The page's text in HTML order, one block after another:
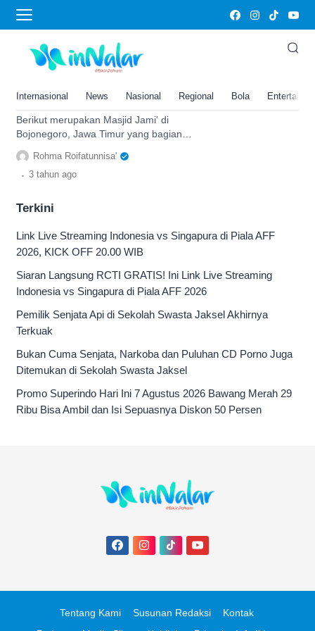
Internasional News Nasional Regional Bola
masjid jami’
Telah Berdiri Selama 3 Abad,
Masjid Jami’ di Bojonegoro
Jamaah hingga 700 Orang
Berikut merupakan Masjid Jami' di
Bojonegoro, Jawa Timur yang bagian
dalamnya mampu menampung hingga
700 orang. Termasuk masjid legend.
Rohma Roifatunnisa'
. 3 tahun ago
Terkini
Link Live Streaming Indonesia vs Singapura di Piala AFF
2026, KICK OFF 20.00 WIB
Siaran Langsung RCTI GRATIS! Ini Link Live Streaming
Indonesia vs Singapura di Piala AFF 2026
Pemilik Senjata Api di Sekolah Swasta Jaksel Akhirnya
Terkuak
Bukan Cuma Senjata, Narkoba dan Puluhan CD Porno Juga
Ditemukan di Sekolah Swasta Jaksel
Promo Superindo Hari Ini 7 Agustus 2026 Bawang Merah 29
Ribu Bisa Ambil dan Isi Sepuasnya Diskon 50 Persen
Tentang Kami Susunan Redaksi
Kontak